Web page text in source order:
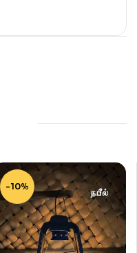
-10%